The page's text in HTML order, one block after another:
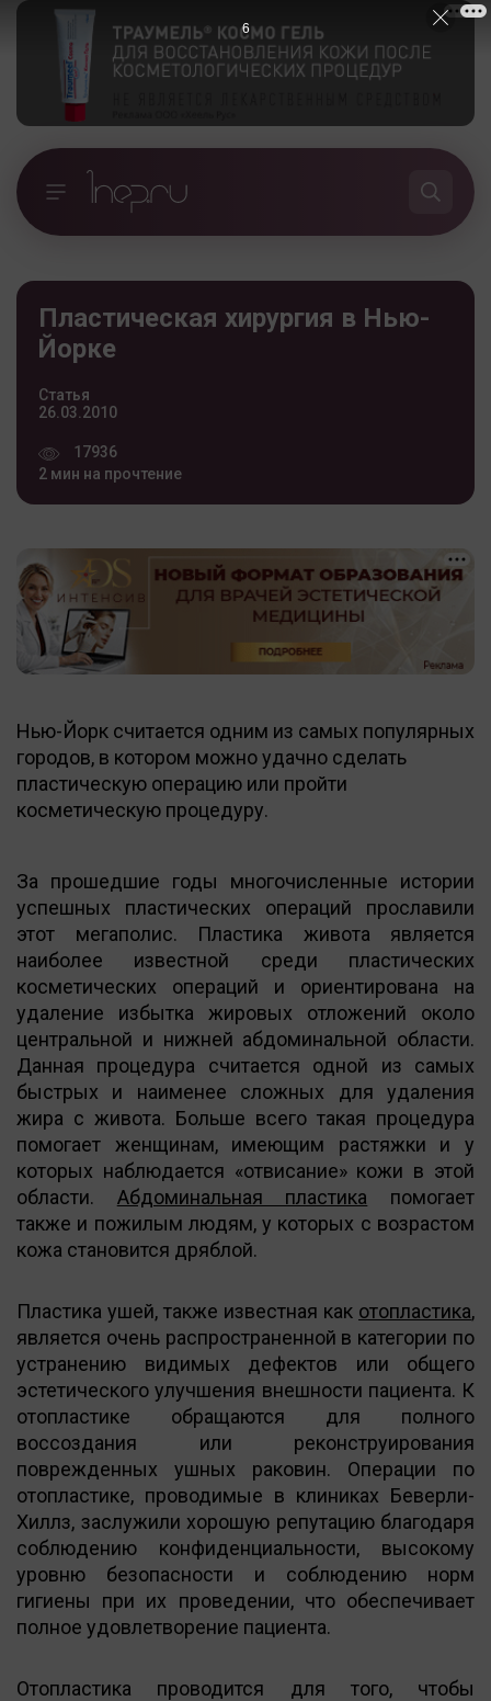
Пластическая хирургия в Нью-
Йорке
Статья
26.03.2010
17936
2 мин на прочтение
Нью-Йорк считается одним из самых популярных
городов, в котором можно удачно сделать
пластическую операцию или пройти
косметическую процедуру.
За прошедшие годы многочисленные истории
успешных пластических операций прославили
этот мегаполис. Пластика живота является
наиболее известной среди пластических
косметических операций и ориентирована на
удаление избытка жировых отложений около
центральной и нижней абдоминальной области.
Данная процедура считается одной из самых
быстрых и наименее сложных для удаления
жира с живота. Больше всего такая процедура
помогает женщинам, имеющим растяжки и у
которых наблюдается «отвисание» кожи в этой
области. Абдоминальная пластика помогает
также и пожилым людям, у которых с возрастом
кожа становится дряблой.
Пластика ушей, также известная как отопластика,
является очень распространенной в категории по
устранению видимых дефектов или общего
эстетического улучшения внешности пациента. К
отопластике обращаются для полного
воссоздания или реконструирования
поврежденных ушных раковин. Операции по
отопластике, проводимые в клиниках Беверли-
Хиллз, заслужили хорошую репутацию благодаря
соблюдению конфиденциальности, высокому
уровню безопасности и соблюдению норм
гигиены при их проведении, что обеспечивает
полное удовлетворение пациента.
Отопластика проводится для того, чтобы
5